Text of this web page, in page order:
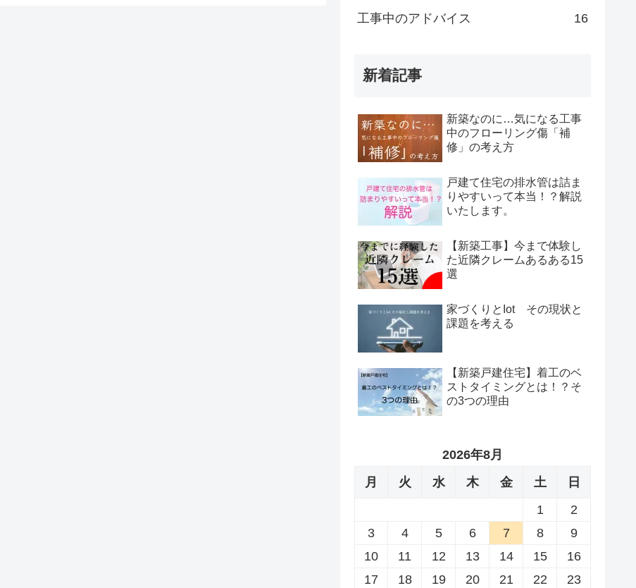
工事中のアドバイス 16
新着記事
新築なのに…気になる工事
中のフローリング傷「補
修」の考え方
戸建て住宅の排水管は詰ま
りやすいって本当！？解説
いたします。
【新築工事】今まで体験し
た近隣クレームあるある15
選
家づくりとIot その現状と
課題を考える
【新築戸建住宅】着工のベ
ストタイミングとは！？そ
の3つの理由
2026年8月
月
火 水 木 金 土
日
1
2
3
4 5 6 7 8
9
10
11 12 13 14 15
16
17
18 19 20 21 22
23